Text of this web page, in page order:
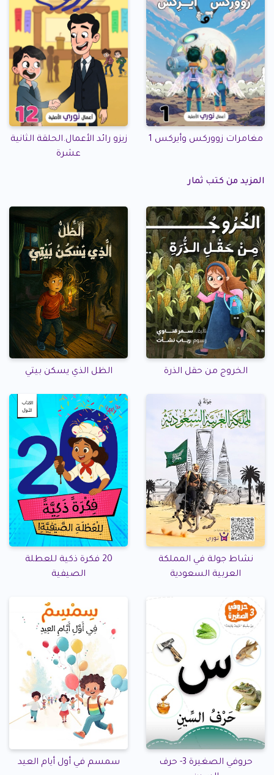
مغامرات زووركس وأيركس 1
زيزو رائد الأعمال.الحلقة الثانية
عشرة
المزيد من كتب ثمار
الخروج من حقل الذرة الظل الذي يسكن بيتي
نشاط جولة في المملكة
العربية السعودية
20 فكرة ذكية للعطلة
الصيفية
حروفي الصغيرة 3- حرف
سمسم في أول أيام العيد